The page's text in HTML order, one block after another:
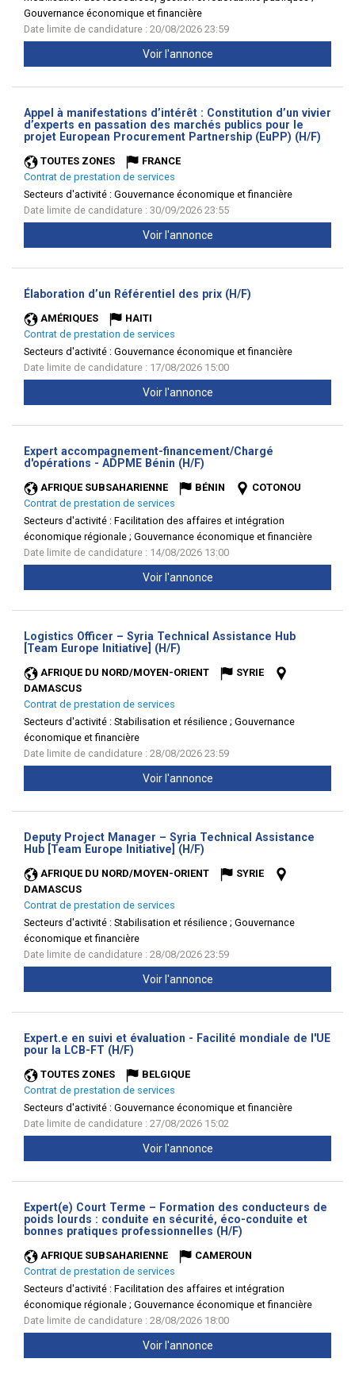
Gouvernance économique et financière
Date limite de candidature : 20/08/2026 23:59
Voir l'annonce
Appel à manifestations d’intérêt : Constitution d’un vivier
d’experts en passation des marchés publics pour le
projet European Procurement Partnership (EuPP) (H/F)
TOUTES ZONES
FRANCE
Contrat de prestation de services
Secteurs d'activité : Gouvernance économique et financière
Date limite de candidature : 30/09/2026 23:55
Voir l'annonce
Élaboration d’un Référentiel des prix (H/F)
AMÉRIQUES
HAITI
Contrat de prestation de services
Secteurs d'activité : Gouvernance économique et financière
Date limite de candidature : 17/08/2026 15:00
Voir l'annonce
Expert accompagnement-financement/Chargé
d'opérations - ADPME Bénin (H/F)
AFRIQUE SUBSAHARIENNE BÉNIN
COTONOU
Contrat de prestation de services
Secteurs d'activité : Facilitation des affaires et intégration
économique régionale ; Gouvernance économique et financière
Date limite de candidature : 14/08/2026 13:00
Voir l'annonce
Logistics Officer – Syria Technical Assistance Hub
[Team Europe Initiative] (H/F)
AFRIQUE DU NORD/MOYEN-ORIENT
SYRIE
DAMASCUS
Contrat de prestation de services
Secteurs d'activité : Stabilisation et résilience ; Gouvernance
économique et financière
Date limite de candidature : 28/08/2026 23:59
Voir l'annonce
Deputy Project Manager – Syria Technical Assistance
Hub [Team Europe Initiative] (H/F)
AFRIQUE DU NORD/MOYEN-ORIENT
SYRIE
DAMASCUS
Contrat de prestation de services
Secteurs d'activité : Stabilisation et résilience ; Gouvernance
économique et financière
Date limite de candidature : 28/08/2026 23:59
Voir l'annonce
Expert.e en suivi et évaluation - Facilité mondiale de l'UE
pour la LCB-FT (H/F)
TOUTES ZONES
BELGIQUE
Contrat de prestation de services
Secteurs d'activité : Gouvernance économique et financière
Date limite de candidature : 27/08/2026 15:02
Voir l'annonce
Expert(e) Court Terme – Formation des conducteurs de
poids lourds : conduite en sécurité, éco-conduite et
bonnes pratiques professionnelles (H/F)
AFRIQUE SUBSAHARIENNE
CAMEROUN
Contrat de prestation de services
Secteurs d'activité : Facilitation des affaires et intégration
économique régionale ; Gouvernance économique et financière
Date limite de candidature : 28/08/2026 18:00
Voir l'annonce